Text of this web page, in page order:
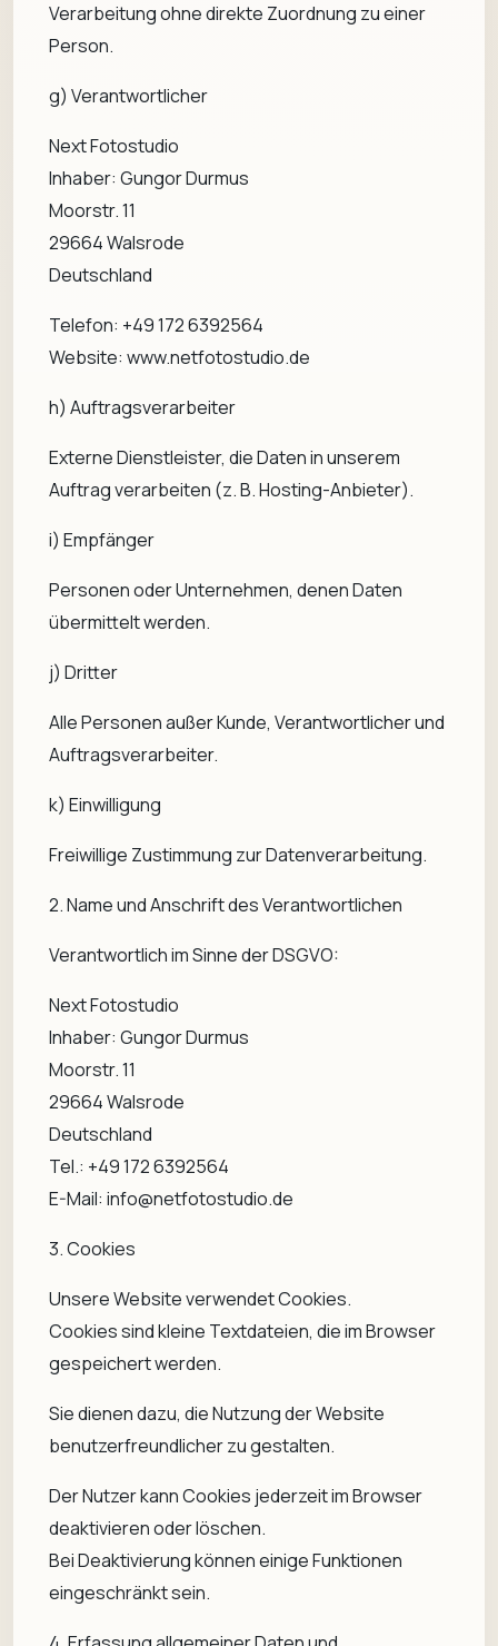
Verarbeitung ohne direkte Zuordnung zu einer
Person.
g) Verantwortlicher
Next Fotostudio
Inhaber: Gungor Durmus
Moorstr. 11
29664 Walsrode
Deutschland
Telefon: +49 172 6392564
Website: www.netfotostudio.de
h) Auftragsverarbeiter
Externe Dienstleister, die Daten in unserem
Auftrag verarbeiten (z. B. Hosting-Anbieter).
i) Empfänger
Personen oder Unternehmen, denen Daten
übermittelt werden.
j) Dritter
Alle Personen außer Kunde, Verantwortlicher und
Auftragsverarbeiter.
k) Einwilligung
Freiwillige Zustimmung zur Datenverarbeitung.
2. Name und Anschrift des Verantwortlichen
Verantwortlich im Sinne der DSGVO:
Next Fotostudio
Inhaber: Gungor Durmus
Moorstr. 11
29664 Walsrode
Deutschland
Tel.: +49 172 6392564
E-Mail: info@netfotostudio.de
3. Cookies
Unsere Website verwendet Cookies.
Cookies sind kleine Textdateien, die im Browser
gespeichert werden.
Sie dienen dazu, die Nutzung der Website
benutzerfreundlicher zu gestalten.
Der Nutzer kann Cookies jederzeit im Browser
deaktivieren oder löschen.
Bei Deaktivierung können einige Funktionen
eingeschränkt sein.